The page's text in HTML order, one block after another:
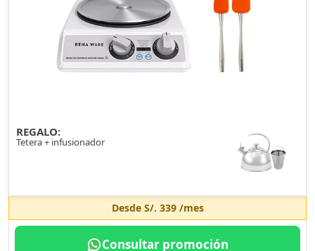
REGALO:
Tetera + infusionador
Desde S/. 339/mes
Consultar promoción